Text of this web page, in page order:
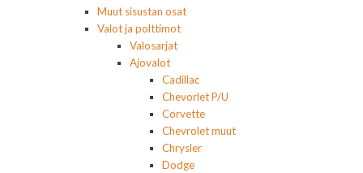
Muut sisustan osat
Valot ja polttimot
Valosarjat
Ajovalot
Cadillac
Chevorlet P/U
Corvette
Chevrolet muut
Chrysler
Dodge